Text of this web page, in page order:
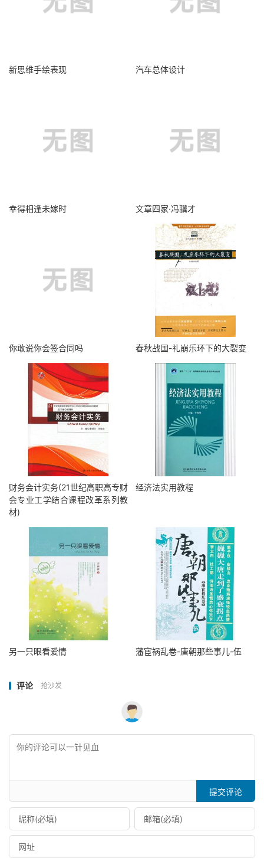
新思维手绘表现 汽车总体设计
幸得相逢未嫁时 文章四家·冯骥才
你敢说你会签合同吗 春秋战国-礼崩乐环下的大裂变
财务会计实务(21世纪高职高专财
会专业工学结合课程改革系列教
材)
经济法实用教程
另一只眼看爱情 藩宦祸乱卷-唐朝那些事儿-伍
评论 抢沙发
提交评论